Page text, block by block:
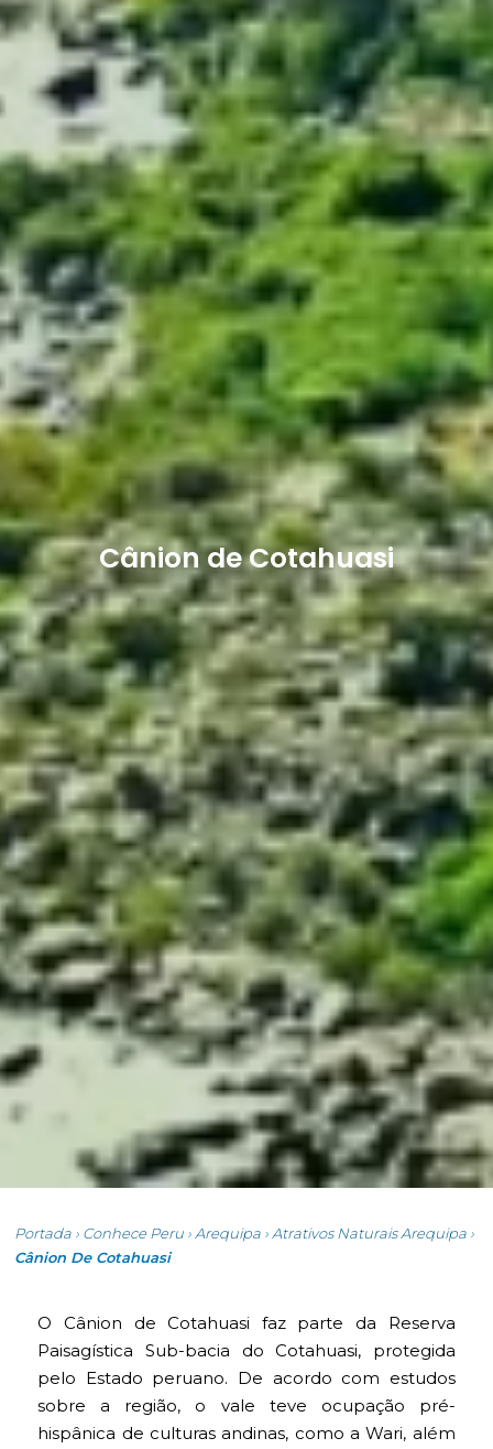
Cânion de Cotahuasi
Portada › Conhece Peru › Arequipa › Atrativos Naturais Arequipa ›
Cânion De Cotahuasi
O Cânion de Cotahuasi faz parte da Reserva
Paisagística Sub-bacia do Cotahuasi, protegida
pelo Estado peruano. De acordo com estudos
sobre a região, o vale teve ocupação pré-
hispânica de culturas andinas, como a Wari, além